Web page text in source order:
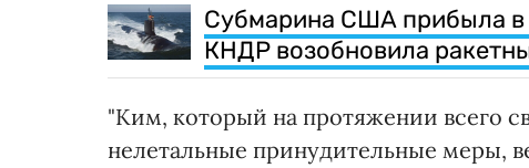
Субмарина США прибыла
КНДР возобновила
"Ким, который на протяжении всего
нелетальные принудительные меры,